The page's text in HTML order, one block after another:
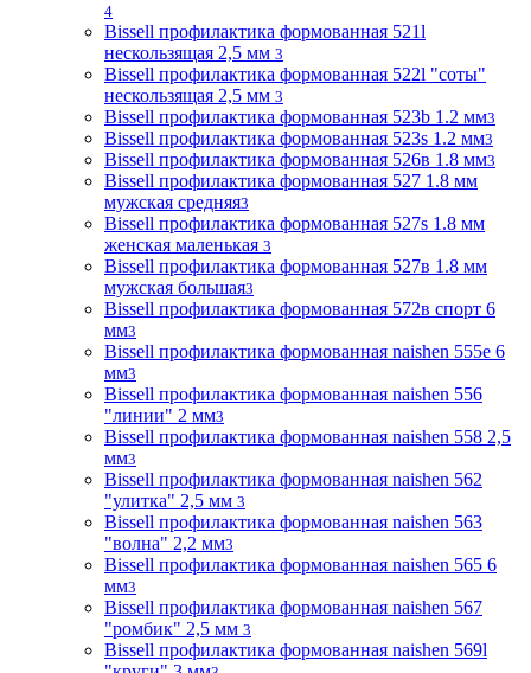
4
Bissell профилактика формованная 521l
нескользящая 2,5 мм 3
Bissell профилактика формованная 522l "соты"
нескользящая 2,5 мм 3
Bissell профилактика формованная 523b 1.2 мм3
Bissell профилактика формованная 523s 1.2 мм3
Bissell профилактика формованная 526в 1.8 мм3
Bissell профилактика формованная 527 1.8 мм
мужская средняя3
Bissell профилактика формованная 527s 1.8 мм
женская маленькая 3
Bissell профилактика формованная 527в 1.8 мм
мужская большая3
Bissell профилактика формованная 572в спорт 6
мм3
Bissell профилактика формованная naishen 555е 6
мм3
Bissell профилактика формованная naishen 556
"линии" 2 мм3
Bissell профилактика формованная naishen 558 2,5
мм3
Bissell профилактика формованная naishen 562
"улитка" 2,5 мм 3
Bissell профилактика формованная naishen 563
"волна" 2,2 мм3
Bissell профилактика формованная naishen 565 6
мм3
Bissell профилактика формованная naishen 567
"ромбик" 2,5 мм 3
Bissell профилактика формованная naishen 569l